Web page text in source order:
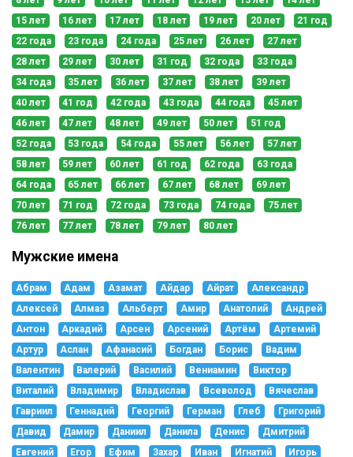
15 лет
16 лет 17 лет 18 лет 19 лет 20 лет
21 год
22 года
23 года 24 года 25 лет 26 лет
27 лет
28 лет
29 лет 30 лет 31 год 32 года
33 года
34 года
35 лет 36 лет 37 лет 38 лет
39 лет
40 лет
41 год 42 года 43 года 44 года
45 лет
46 лет
47 лет 48 лет 49 лет 50 лет
51 год
52 года
53 года 54 года 55 лет 56 лет
57 лет
58 лет
59 лет 60 лет 61 год 62 года
63 года
64 года
65 лет 66 лет 67 лет 68 лет
69 лет
70 лет
71 год 72 года 73 года 74 года
75 лет
76 лет
77 лет 78 лет 79 лет 80 лет
Мужские имена
Абрам Адам Азамат Айдар Айрат
Александр
Алексей
Алмаз Альберт Амир Анатолий
Андрей
Антон
Аркадий Арсен Арсений Артём
Артемий
Артур
Аслан Афанасий Богдан Борис
Вадим
Валентин
Валерий Василий Вениамин
Виктор
Виталий
Владимир Владислав Всеволод
Вячеслав
Гавриил
Геннадий Георгий Герман Глеб
Григорий
Давид
Дамир Даниил Данила Денис
Дмитрий
Евгений
Егор Ефим Захар Иван Игнатий Игорь